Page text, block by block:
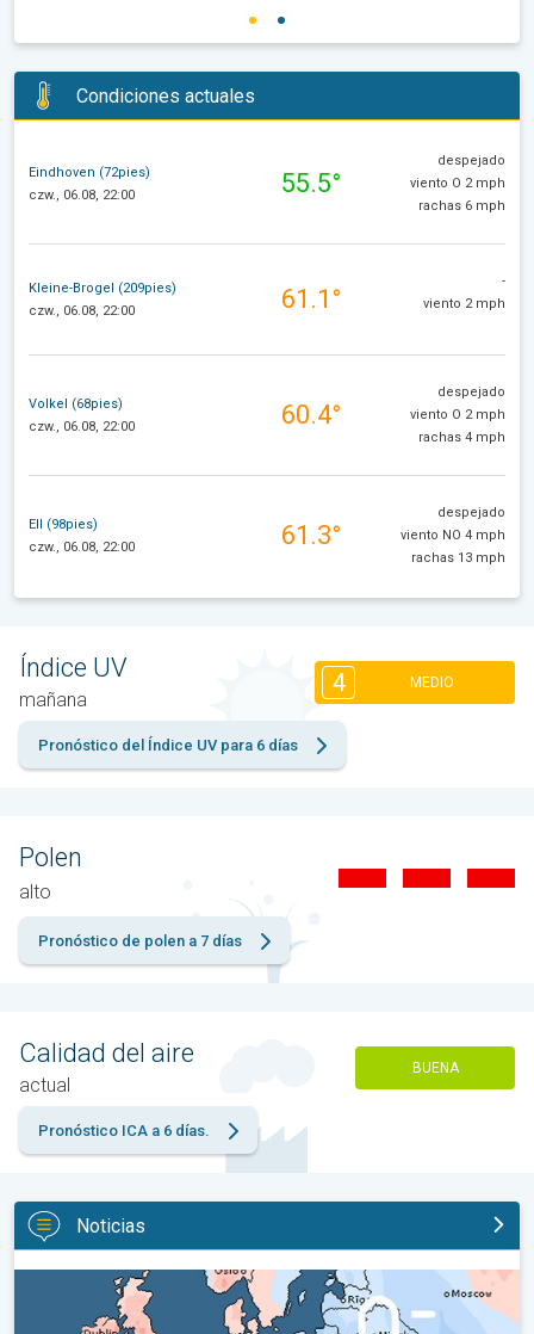
Condiciones actuales
Eindhoven (72pies)
czw., 06.08, 22:00
55.5°
despejado
viento O 2 mph
rachas 6 mph
Kleine-Brogel (209pies)
czw., 06.08, 22:00
61.1°
-
viento 2 mph
Volkel (68pies)
czw., 06.08, 22:00
60.4°
despejado
viento O 2 mph
rachas 4 mph
Ell (98pies)
czw., 06.08, 22:00
61.3°
despejado
viento NO 4 mph
rachas 13 mph
Índice UV
mañana
4 MEDIO
Pronóstico del Índice UV para 6 días
Polen
alto
Pronóstico de polen a 7 días
Calidad del aire
actual
BUENA
Pronóstico ICA a 6 días.
Noticias
Las dos caras de Europa. Contrastes meteorológicos. . .